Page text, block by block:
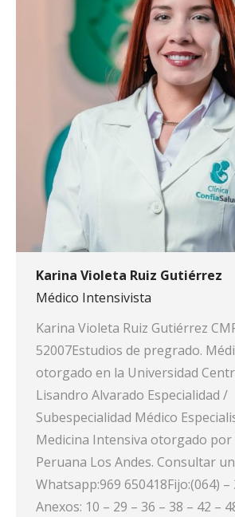
Karina Violeta Ruiz Gutiérrez
Médico Intensivista
Karina Violeta Ruiz Gutiérrez
52007Estudios de pregrado.
otorgado en la Universidad
Lisandro Alvarado Especialidad /
Subespecialidad Médico
Medicina Intensiva otorgado por
Peruana Los Andes. Consultar
Whatsapp:969 650418Fijo:(064) –
Anexos: 10 – 29 – 36 – 38 – 42 –